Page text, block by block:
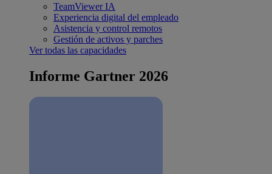
TeamViewer IA
Experiencia digital del empleado
Asistencia y control remotos
Gestión de activos y parches
Ver todas las capacidades
Informe Gartner 2026